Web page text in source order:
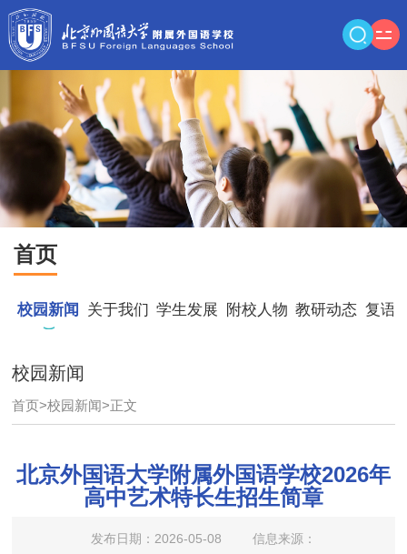
首页
校园新闻 关于我们 学生发展 附校人物 教研动态 复语
校园新闻
首页>校园新闻>正文
北京外国语大学附属外国语学校2026年
高中艺术特长生招生简章
发布日期：2026-05-08 信息来源：